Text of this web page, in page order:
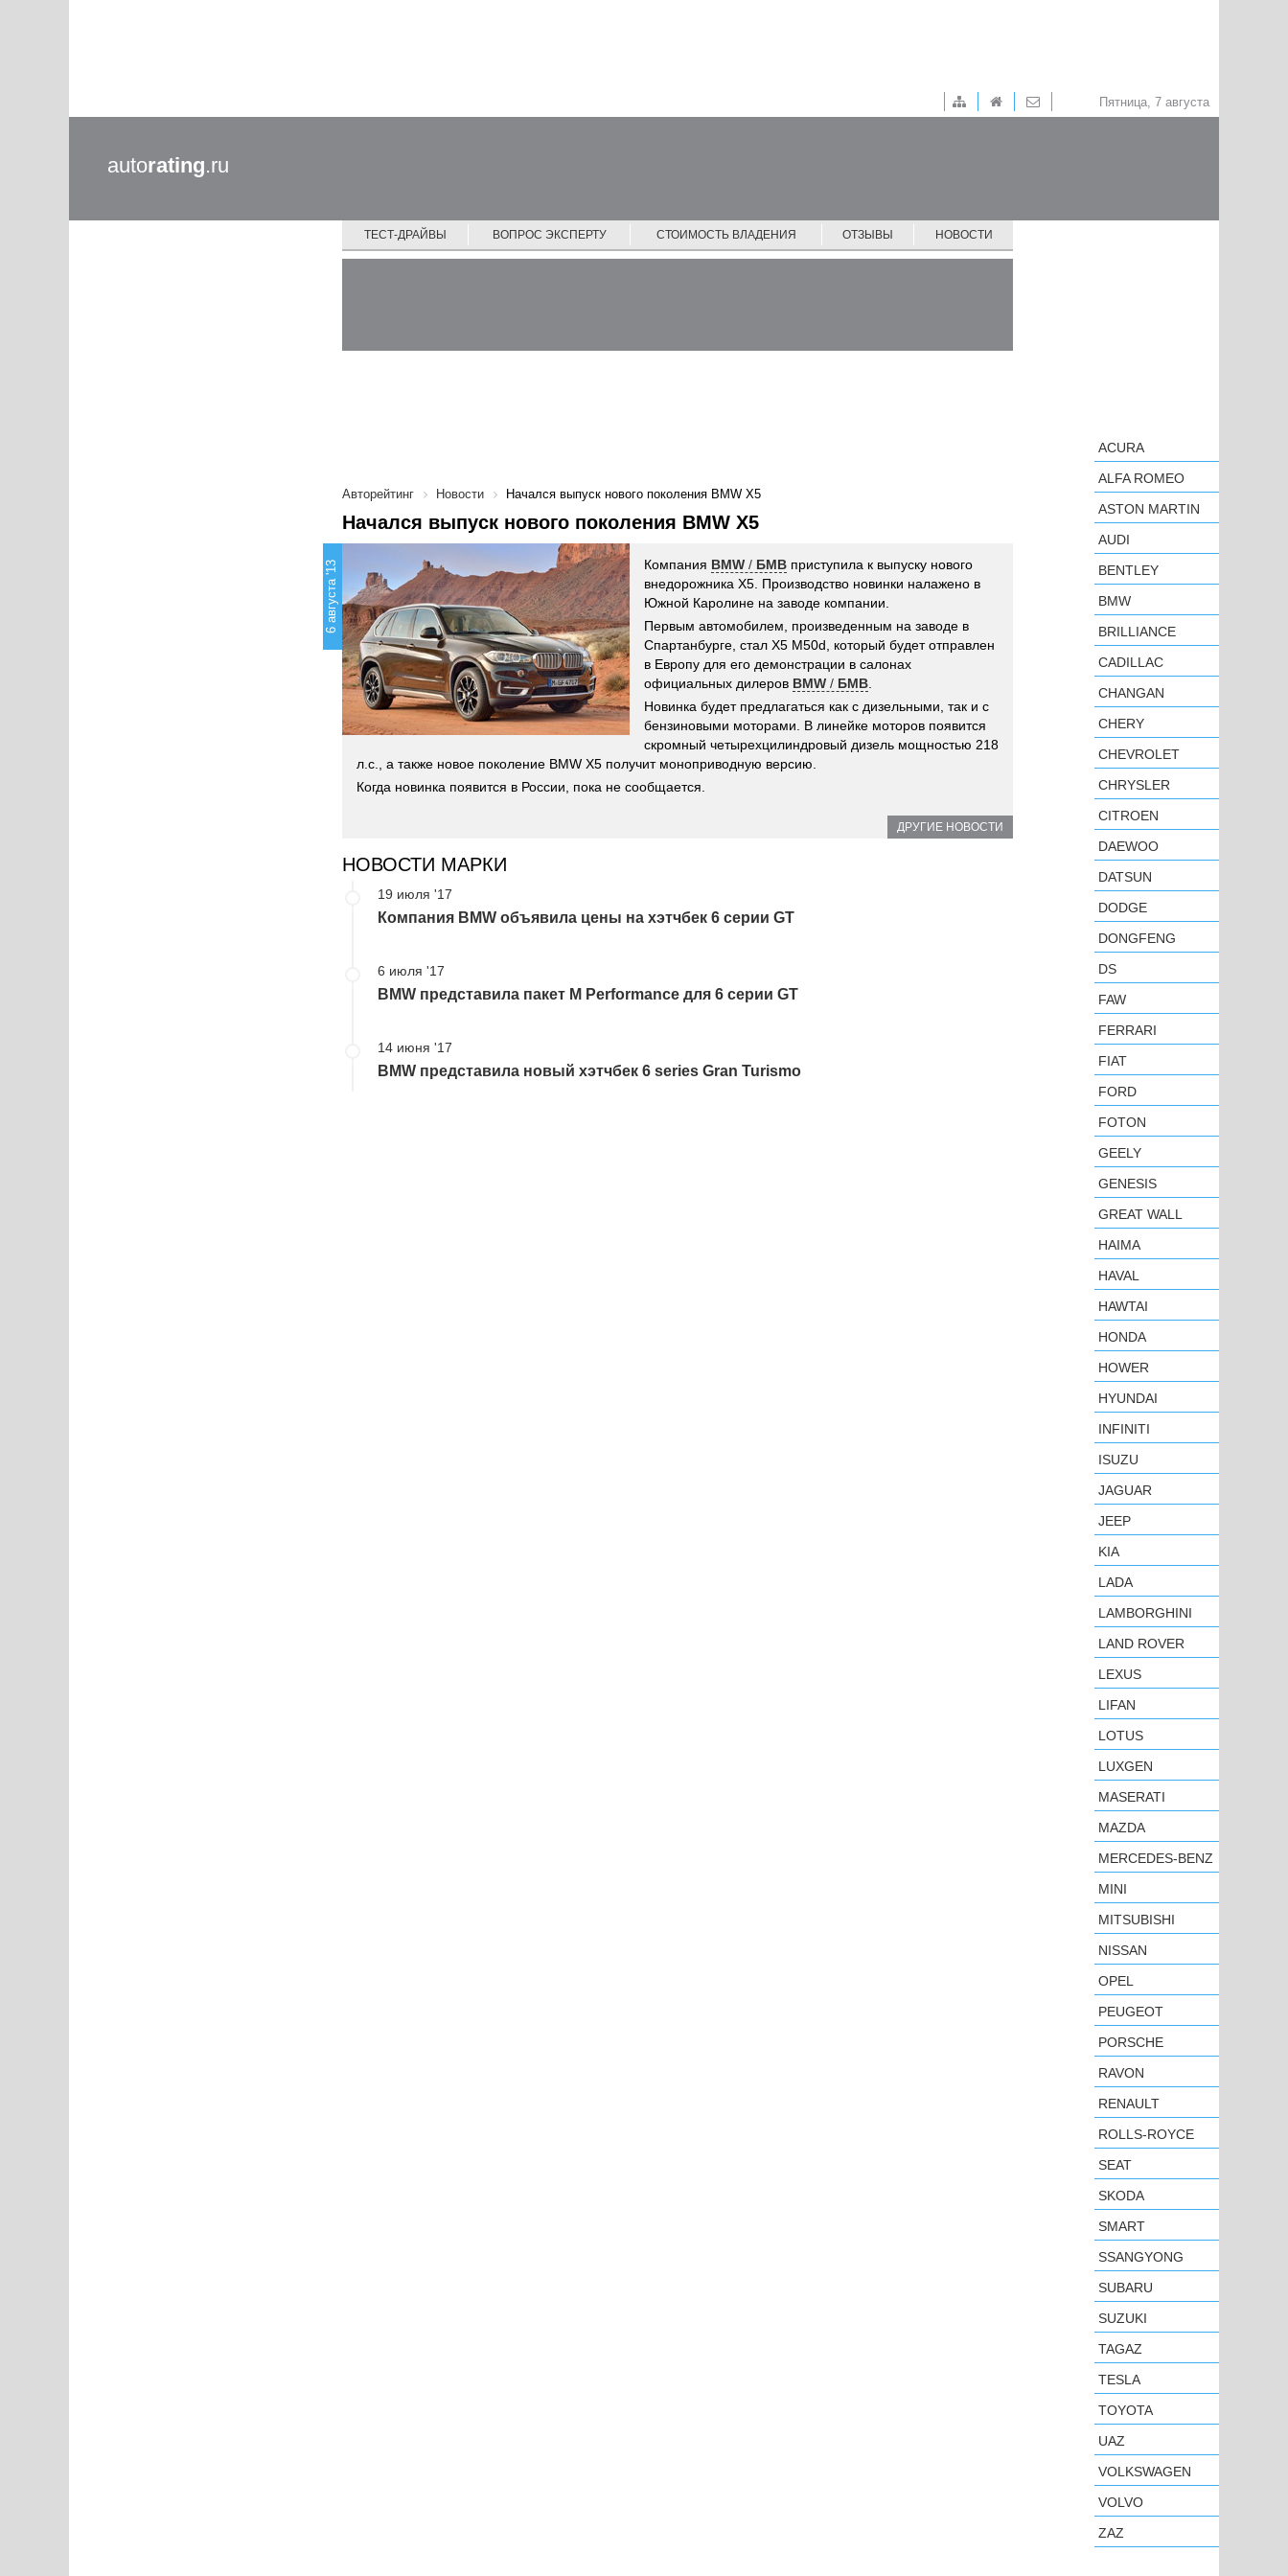
Пятница, 7 августа
autorating.ru
ТЕСТ-ДРАЙВЫ ВОПРОС ЭКСПЕРТУ СТОИМОСТЬ ВЛАДЕНИЯ ОТЗЫВЫ НОВОСТИ
Авторейтинг Новости Начался выпуск нового поколения BMW X5
Начался выпуск нового поколения BMW X5
6 августа '13 Компания BMW / БМВ приступила к выпуску нового
внедорожника X5. Производство новинки налажено в
Южной Каролине на заводе компании.
Первым автомобилем, произведенным на заводе в
Спартанбурге, стал X5 M50d, который будет отправлен
в Европу для его демонстрации в салонах
официальных дилеров BMW / БМВ
Новинка будет предлагаться как с дизельными, так и с
бензиновыми моторами. В линейке моторов появится
скромный четырехцилиндровый дизель мощностью 218
л.с., а также новое поколение BMW X5 получит моноприводную версию.
Когда новинка появится в России, пока не сообщается.
ДРУГИЕ НОВОСТИ
НОВОСТИ МАРКИ
19 июля '17
Компания BMW объявила цены на хэтчбек 6 серии GT
6 июля '17
BMW представила пакет M Performance для 6 серии GT
14 июня '17
BMW представила новый хэтчбек 6 series Gran Turismo
ACURA
ALFA ROMEO
ASTON MARTIN
AUDI
BENTLEY
BMW
BRILLIANCE
CADILLAC
CHANGAN
CHERY
CHEVROLET
CHRYSLER
CITROEN
DAEWOO
DATSUN
DODGE
DONGFENG
DS
FAW
FERRARI
FIAT
FORD
FOTON
GEELY
GENESIS
GREAT WALL
HAIMA
HAVAL
HAWTAI
HONDA
HOWER
HYUNDAI
INFINITI
ISUZU
JAGUAR
JEEP
KIA
LADA
LAMBORGHINI
LAND ROVER
LEXUS
LIFAN
LOTUS
LUXGEN
MASERATI
MAZDA
MERCEDES-BENZ
MINI
MITSUBISHI
NISSAN
OPEL
PEUGEOT
PORSCHE
RAVON
RENAULT
ROLLS-ROYCE
SEAT
SKODA
SMART
SSANGYONG
SUBARU
SUZUKI
TAGAZ
TESLA
TOYOTA
UAZ
VOLKSWAGEN
VOLVO
ZAZ